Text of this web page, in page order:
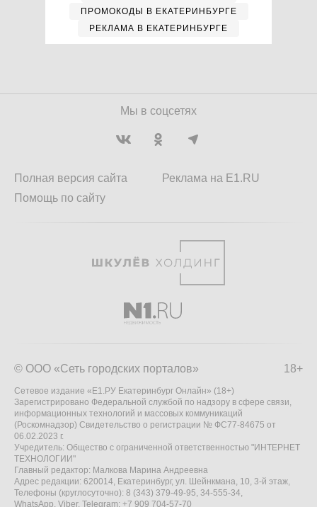
ПРОМОКОДЫ В ЕКАТЕРИНБУРГЕ
РЕКЛАМА В ЕКАТЕРИНБУРГЕ
Мы в соцсетях
Полная версия сайта
Помощь по сайту
Реклама на E1.RU
18+
© ООО «Сеть городских порталов»
Сетевое издание «Е1.РУ Екатеринбург Онлайн» (18+)
Зарегистрировано Федеральной службой по надзору в сфере связи,
информационных технологий и массовых коммуникаций
(Роскомнадзор) Свидетельство о регистрации № ФС77-84675 от
06.02.2023 г.
Учредитель: Общество с ограниченной ответственностью "ИНТЕРНЕТ
ТЕХНОЛОГИИ"
Главный редактор: Малкова Марина Андреевна
Адрес редакции: 620014, Екатеринбург, ул. Шейнкмана, 10, 3-й этаж,
Телефоны (круглосуточно): 8 (343) 379-49-95, 34-555-34,
WhatsApp, Viber, Telegram: +7 909 704-57-70